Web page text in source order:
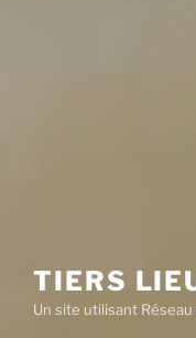
TIERS
Un site utilisant